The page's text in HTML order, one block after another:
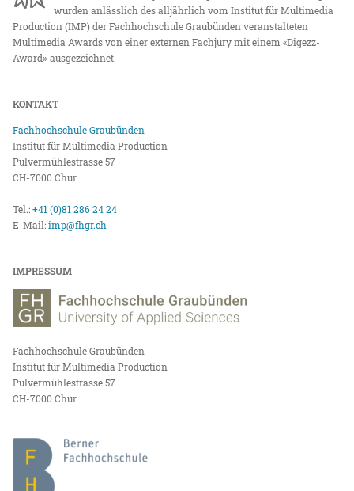
wurden anlässlich des alljährlich vom Institut für Multimedia
Production (IMP) der Fachhochschule Graubünden veranstalteten
Multimedia Awards von einer externen Fachjury mit einem «Digezz-
Award» ausgezeichnet.
KONTAKT
Fachhochschule Graubünden
Institut für Multimedia Production
Pulvermühlestrasse 57
CH-7000 Chur
Tel.:+41 (0)81 286 24 24
E-Mail:imp@fhgr.ch
IMPRESSUM
Fachhochschule Graubünden
Institut für Multimedia Production
Pulvermühlestrasse 57
CH-7000 Chur